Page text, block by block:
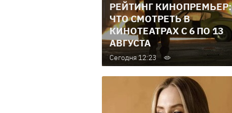
РЕЙТИНГ КИНОПРЕМЬЕР:
ЧТО СМОТРЕТЬ В
КИНОТЕАТРАХ С 6 ПО 13
АВГУСТА
Сегодня 12:23